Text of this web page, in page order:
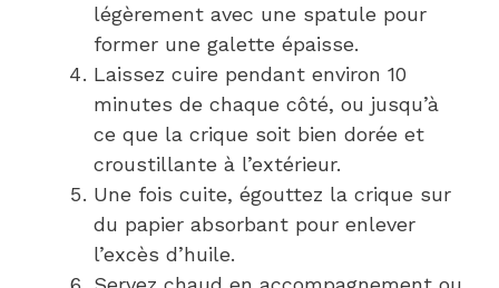
légèrement avec une spatule pour
former une galette épaisse.
Laissez cuire pendant environ 10
minutes de chaque côté, ou jusqu’à
ce que la crique soit bien dorée et
croustillante à l’extérieur.
Une fois cuite, égouttez la crique sur
du papier absorbant pour enlever
l’excès d’huile.